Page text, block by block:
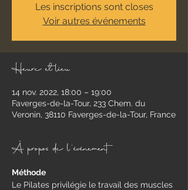
Les inscriptions sont closes
Voir autres événements
Heure et lieu
14 nov. 2022, 18:00 – 19:00
Faverges-de-la-Tour, 233 Chem. du
Veronin, 38110 Faverges-de-la-Tour, France
À propos de l'événement
Méthode
Le Pilates privilégie le travail des muscles